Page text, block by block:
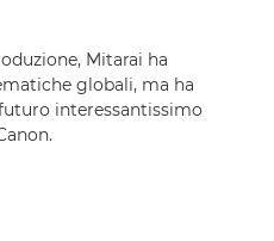
Mitarai ha
globali, ma ha
interessantissimo